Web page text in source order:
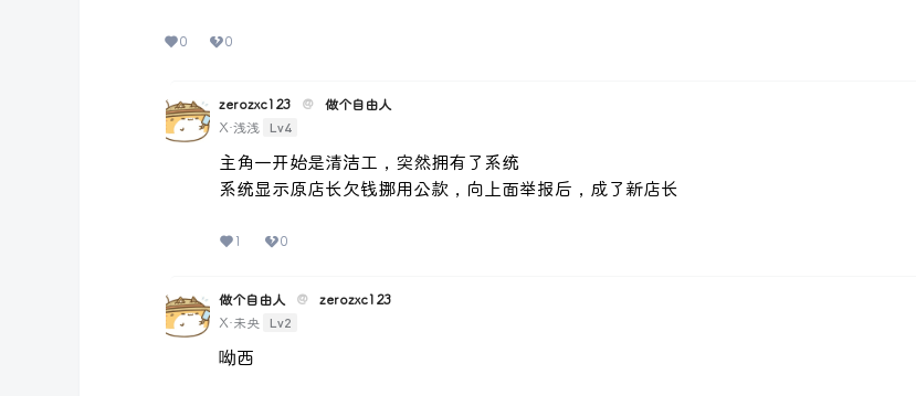
0 0
zerozxc123 @
做个自由人
X·浅浅
Lv4
主角一开始是清洁工，突然拥有了系统
系统显示原店长欠钱挪用公款，向上面举报后，成了新店长
1 0
做个自由人 @
zerozxc123
X·未央
Lv2
呦西